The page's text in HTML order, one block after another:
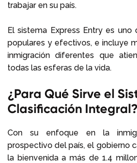
trabajar en su país.
El sistema Express Entry es
populares y efectivos, e incluye
inmigración diferentes que
todas las esferas de la vida.
¿Para Qué Sirve el
Clasificación Integral?
Con su enfoque en la
prospectivo del país, el gobierno
la bienvenida a más de 1.4